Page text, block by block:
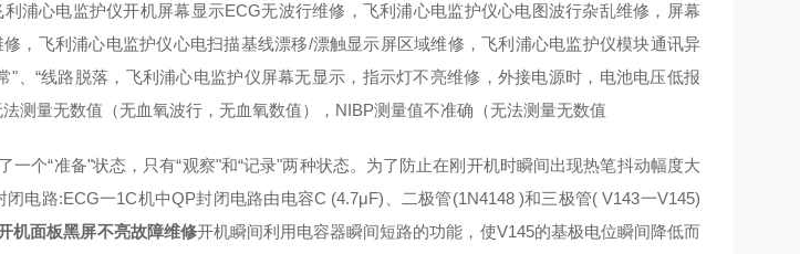
浦心电监护仪开机屏幕显示ECG无波行维修，飞利浦心电监护仪心电图波行杂乱维修，屏幕
，飞利浦心电监护仪心电扫描基线漂移/漂触显示屏区域维修，飞利浦心电监护仪模块通讯异
"、“线路脱落，飞利浦心电监护仪屏幕无显示，指示灯不亮维修，外接电源时，电池电压低报
测量无数值（无血氧波行，无血氧数值），NIBP测量值不准确（无法测量无数值
一个“准备"状态，只有“观察"和“记录"两种状态。为了防止在刚开机时瞬间出现热笔抖动幅度大
电路:ECG一1C机中QP封闭电路由电容C (4.7μF)、二极管(1N4148 )和三极管( V143一V145)
机面板黑屏不亮故障维修开机瞬间利用电容器瞬间短路的功能，使V145的基极电位瞬间降低而